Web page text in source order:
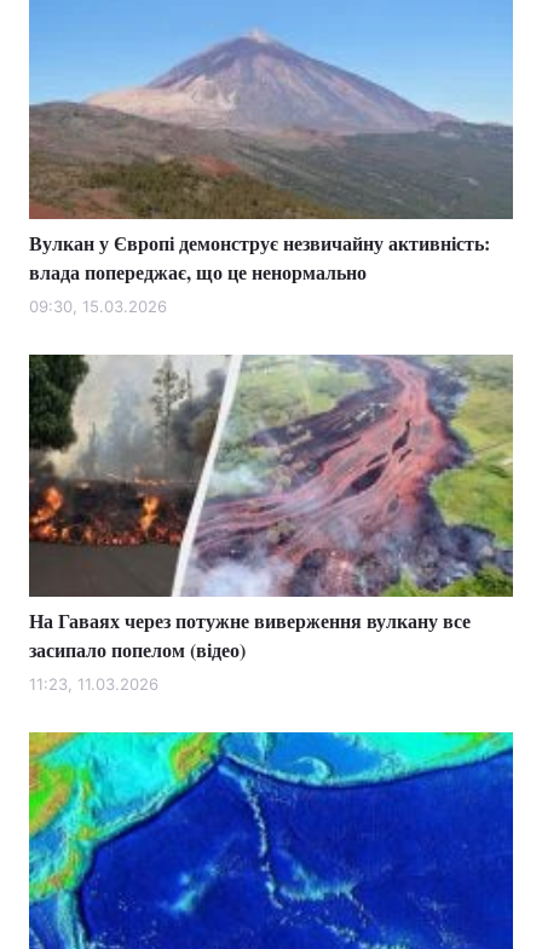
Вулкан у Європі демонструє незвичайну активність:
влада попереджає, що це ненормально
09:30, 15.03.2026
На Гаваях через потужне виверження вулкану все
засипало попелом (відео)
11:23, 11.03.2026